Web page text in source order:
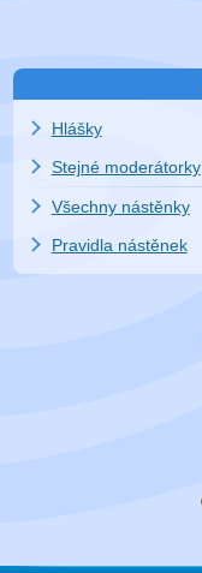
Hlášky
Stejné moderátorky
Všechny nástěnky
Pravidla nástěnek